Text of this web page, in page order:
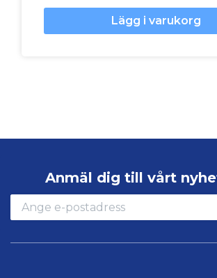
Lägg i varukorg
Anmäl dig till vårt